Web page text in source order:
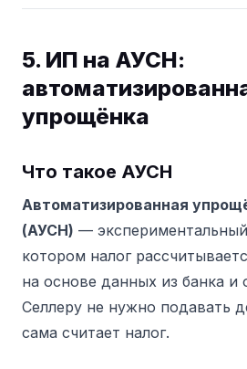
5. ИП на АУСН:
упрощёнка
Что такое АУСН
Автоматизированная
(АУСН) —
котором налог
на основе данных из банка и
Селлеру не нужно подавать
сама считает налог.